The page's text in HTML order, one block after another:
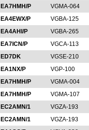
EA7HMH/P
VGMA-064
EA4EWX/P
VGBA-125
EA4AHI/P
VGBA-265
EA7ICN/P
VGCA-113
ED7DK
VGSE-210
EA1NX/P
VGP-100
EA7HMH/P
VGMA-004
EA7HMH/P
VGMA-107
EC2AMN/1
VGZA-193
EC2AMN/1
VGZA-193